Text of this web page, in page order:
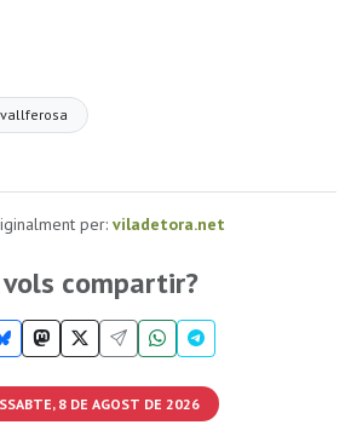
vallferosa
per: viladetora.net
vols compartir?
8 DE AGOST DE 2026